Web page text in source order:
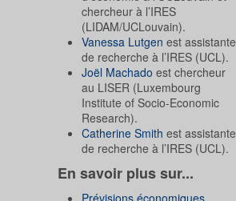
chercheur à l’IRES
(LIDAM/UCLouvain).
Vanessa Lutgen est assistante
de recherche à l’IRES (UCL).
Joël Machado est chercheur
au LISER (Luxembourg
Institute of Socio-Economic
Research).
Catherine Smith est assistante
de recherche à l’IRES (UCL).
En savoir plus sur...
Prévisions économiques